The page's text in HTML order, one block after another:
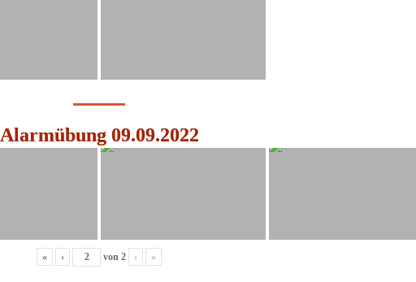
Alarmübung 09.09.2022
« ‹ von2 › »